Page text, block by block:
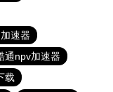
速器
通npv加速器
载